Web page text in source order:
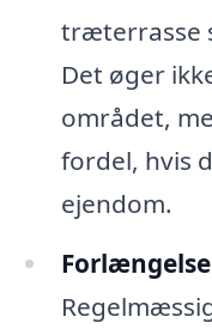
træterrasse
Det øger
området,
fordel, hvis
ejendom.